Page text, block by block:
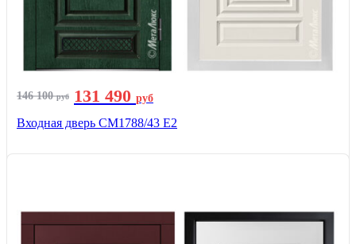
146 100руб 131 490 руб
Входная дверь СМ1788/43 E2